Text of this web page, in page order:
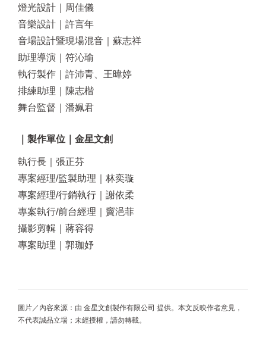
燈光設計｜周佳儀
音樂設計｜許言年
音場設計暨現場混音｜蘇志祥
助理導演｜符沁瑜
執行製作｜許沛青、王暐婷
排練助理｜陳志楷
舞台監督｜潘姵君
｜製作單位｜金星文創
執行長｜張正芬
專案經理/監製助理｜林奕璇
專案經理/行銷執行｜謝依柔
專案執行/前台經理｜竇浥菲
攝影剪輯｜蔣容得
專案助理｜郭珈妤
圖片／內容來源：由 金星文創製作有限公司 提供。本⽂反映作者意⾒，
不代表誠品⽴場；未經授權，請勿轉載。